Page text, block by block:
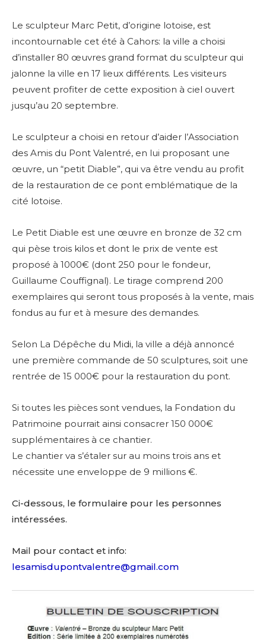
Le sculpteur Marc Petit, d’origine lotoise, est
incontournable cet été à Cahors: la ville a choisi
d’installer 80 œuvres grand format du sculpteur qui
jalonne la ville en 17 lieux différents. Les visiteurs
peuvent profiter de cette exposition à ciel ouvert
jusqu’au 20 septembre.
Le sculpteur a choisi en retour d’aider l’Association
des Amis du Pont Valentré, en lui proposant une
œuvre, un “petit Diable”, qui va être vendu au profit
de la restauration de ce pont emblématique de la
cité lotoise.
Le Petit Diable est une œuvre en bronze de 32 cm
qui pèse trois kilos et dont le prix de vente est
proposé à 1000€ (dont 250 pour le fondeur,
Guillaume Couffignal). Le tirage comprend 200
exemplaires qui seront tous proposés à la vente, mais
fondus au fur et à mesure des demandes.
Selon La Dépêche du Midi, la ville a déjà annoncé
une première commande de 50 sculptures, soit une
rentrée de 15 000€ pour la restauration du pont.
Si toutes les pièces sont vendues, la Fondation du
Patrimoine pourrait ainsi consacrer 150 000€
supplémentaires à ce chantier.
Le chantier va s’étaler sur au moins trois ans et
nécessite une enveloppe de 9 millions €.
Ci-dessous, le formulaire pour les personnes
intéressées.
Mail pour contact et info:
lesamisdupontvalentre@gmail.com